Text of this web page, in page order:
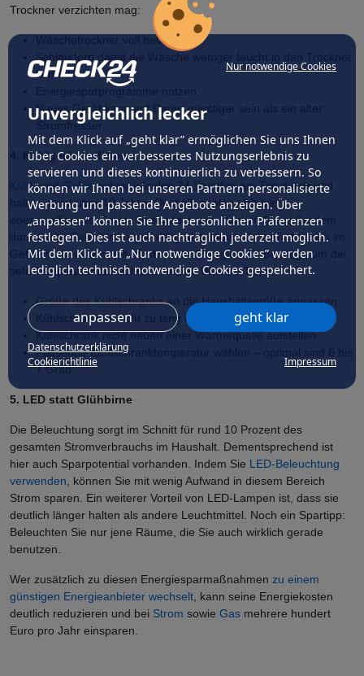
Nur notwendige Cookies
Unvergleichlich lecker
Mit dem Klick auf „geht klar” ermöglichen Sie uns Ihnen
über Cookies ein verbessertes Nutzungserlebnis zu
servieren und dieses kontinuierlich zu verbessern. So
können wir Ihnen bei unseren Partnern personalisierte
Werbung und passende Angebote anzeigen. Über
„anpassen” können Sie Ihre persönlichen Präferenzen
festlegen. Dies ist auch nachträglich jederzeit möglich.
Mit dem Klick auf „Nur notwendige Cookies” werden
lediglich technisch notwendige Cookies gespeichert.
anpassen geht klar
Datenschutzerklärung
Cookierichtlinie
Impressum
Trockner verzichten mag:
Wäschetrockner voll beladen
kommt
Neues Gerät kann auf Dauer günstiger sein als ein alter
Stromfresser
4. Kühlgeräte effizienter nutzen
Kühl- und Gefrierschranklaufen 24 Stunden am Tag durch und
halten meist über 10 Jahre. Deshalb zahlen sich hier
energieeffiziente Geräte besonders aus. Denken Sie außerdem
daran, den Tiefkühler regelmäßig abzutauen. Je mehr Eis sich im
Gefrierfach ansammelt, desto mehr Energie wird benötigt, um die
tiefe Temperatur aufrechtzuerhalten. Weitere Tipps:
Größe des Kühlschranks an die Haushaltsgröße anpassen
Kühlschranktür nicht zu lang öffnen
Kühlschrank nicht neben einer Wärmequelle aufstellen
Passende Kühlschranktemperatur wählen – optimal sind 6 bis
7 Grad
5. LED statt Glühbirne
Die Beleuchtung sorgt im Schnitt für rund 10 Prozent des
gesamten Stromverbrauchs im Haushalt. Dementsprechend ist
hier auch Sparpotential vorhanden. Indem Sie LED-Beleuchtung
verwenden , können Sie mit wenig Aufwand in diesem Bereich
Strom sparen. Ein weiterer Vorteil von LED-Lampen ist, dass sie
deutlich länger halten als andere Leuchtmittel. Noch ein Spartipp:
Beleuchten Sie nur jene Räume, die Sie auch wirklich gerade
benutzen.
Wer zusätzlich zu diesen Energiesparmaßnahmen zu einem
günstigen Energieanbieter wechselt , kann seine Energiekosten
deutlich reduzieren und bei Strom sowie Gas mehrere hundert
Euro pro Jahr einsparen.